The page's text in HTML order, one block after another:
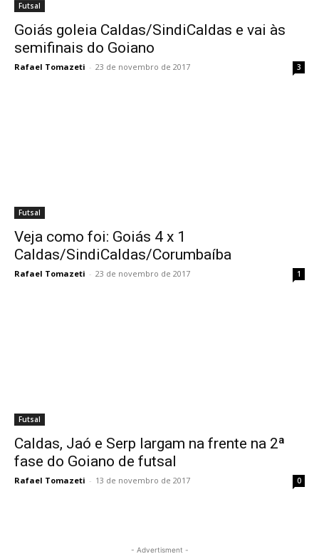
Futsal
Goiás goleia Caldas/SindiCaldas e vai às
semifinais do Goiano
Rafael Tomazeti - 23 de novembro de 2017 3
Futsal
Veja como foi: Goiás 4 x 1
Caldas/SindiCaldas/Corumbaíba
Rafael Tomazeti - 23 de novembro de 2017 1
Futsal
Caldas, Jaó e Serp largam na frente na 2ª
fase do Goiano de futsal
Rafael Tomazeti - 13 de novembro de 2017 0
- Advertisment -